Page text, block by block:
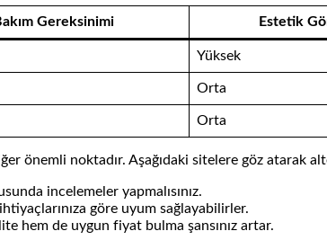
Gereksinimi Estetik
Yüksek
Orta
Orta
önemli noktadır. Aşağıdaki sitelere göz atarak
incelemeler yapmalısınız.
göre uyum sağlayabilirler.
hem de uygun fiyat bulma şansınız artar.